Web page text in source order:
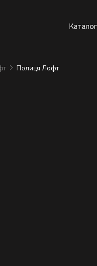
Каталог
Полиця Лофт